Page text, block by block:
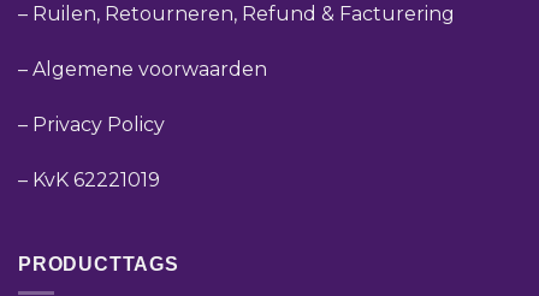
– Ruilen, Retourneren, Refund & Facturering
– Algemene voorwaarden
– Privacy Policy
– KvK 62221019
PRODUCTTAGS